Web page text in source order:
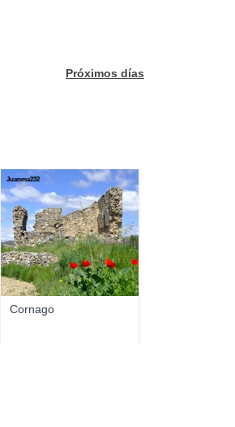
Próximos días
Cornago
Juanma232